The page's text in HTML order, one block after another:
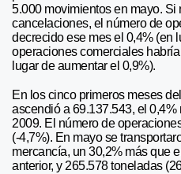
5.000 movimientos en mayo.
cancelaciones, el número de
decrecido ese mes el 0,4% (en
operaciones comerciales
lugar de aumentar el 0,9%).
En los cinco primeros meses
ascendió a 69.137.543, el
2009. El número de
(-4,7%). En mayo se
mercancía, un 30,2% más que
anterior, y 265.578 toneladas